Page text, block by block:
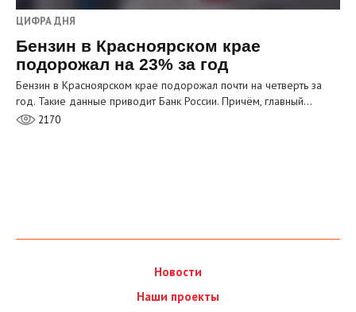
ЦИФРА ДНЯ
Бензин в Красноярском крае
подорожал на 23% за год
Бензин в Красноярском крае подорожал почти на четверть за
год. Такие данные приводит Банк России. Причём, главный…
2170
Новости
Наши проекты